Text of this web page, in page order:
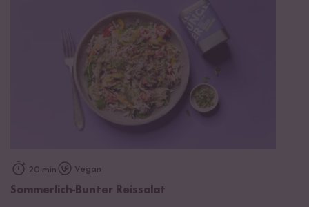
20 min Vegan
Sommerlich-Bunter Reissalat